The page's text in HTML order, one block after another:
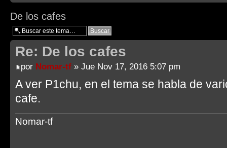
De los cafes
Re: De los cafes
por Nomar-tf » Jue Nov 17, 2016 5:07 pm
A ver P1chu, en el tema se habla de
cafe.
Nomar-tf